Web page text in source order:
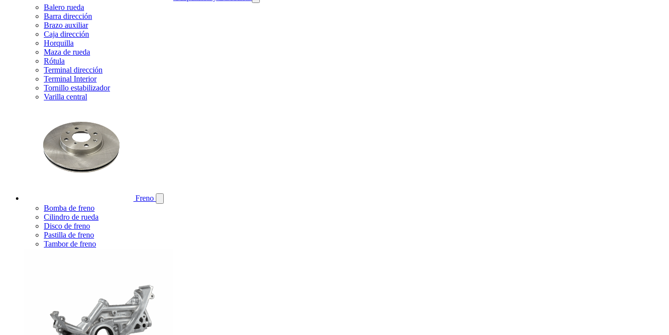
Balero rueda
Barra dirección
Brazo auxiliar
Caja dirección
Horquilla
Maza de rueda
Rótula
Terminal dirección
Terminal Interior
Tornillo estabilizador
Varilla central
Freno
Bomba de freno
Cilindro de rueda
Disco de freno
Pastilla de freno
Tambor de freno